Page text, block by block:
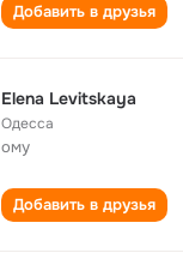
Добавить в друзья
Elena Levitskaya
Одесса
ому
Добавить в друзья